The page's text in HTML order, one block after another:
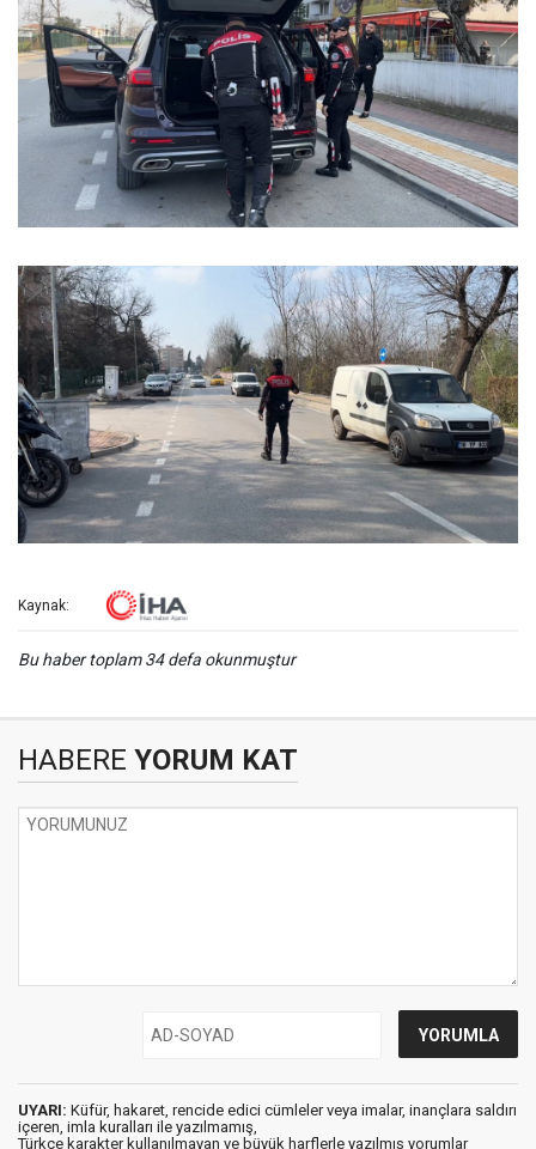
Kaynak:
Bu haber toplam 34 defa okunmuştur
HABERE YORUM KAT
UYARI: Küfür, hakaret, rencide edici cümleler veya imalar, inançlara saldırı
içeren, imla kuralları ile yazılmamış,
Türkçe karakter kullanılmayan ve büyük harflerle yazılmış yorumlar